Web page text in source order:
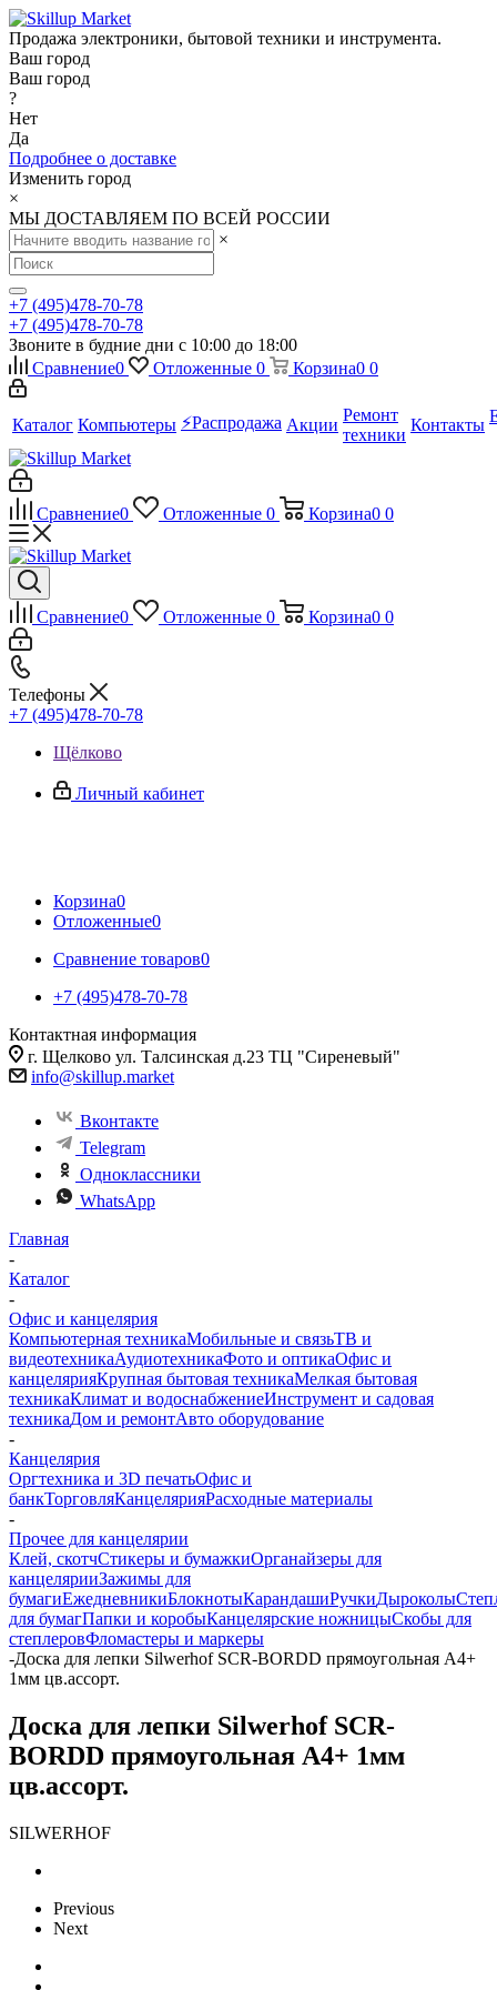
Продажа электроники, бытовой техники и инструмента.
Ваш город
Ваш город
?
Нет
Да
Подробнее о доставке
Изменить город
×
МЫ ДОСТАВЛЯЕМ ПО ВСЕЙ РОССИИ
×
+7 (495)478-70-78
+7 (495)478-70-78
Звоните в будние дни с 10:00 до 18:00
Сравнение0 Отложенные 0 Корзина0 0
Каталог Компьютеры ⚡️Распродажа Акции
Ремонт
техники
Контакты
Сравнение0 Отложенные 0 Корзина0 0
Сравнение0 Отложенные 0 Корзина0 0
Телефоны
+7 (495)478-70-78
Щёлково
Личный кабинет
Корзина0
Отложенные0
Сравнение товаров0
+7 (495)478-70-78
Контактная информация
г. Щелково ул. Талсинская д.23 ТЦ "Сиреневый"
info@skillup.market
Вконтакте
Telegram
Одноклассники
WhatsApp
Главная
-
Каталог
-
Офис и канцелярия
Компьютерная техникаМобильные и связьТВ и
видеотехникаАудиотехникаФото и оптикаОфис и
канцелярияКрупная бытовая техникаМелкая бытовая
техникаКлимат и водоснабжениеИнструмент и садовая
техникаДом и ремонтАвто оборудование
-
Канцелярия
Оргтехника и 3D печатьОфис и
банкТорговляКанцелярияРасходные материалы
-
Прочее для канцелярии
Клей, скотчСтикеры и бумажкиОрганайзеры для
канцелярииЗажимы для
бумагиЕжедневникиБлокнотыКарандашиРучкиДыроколы
для бумагПапки и коробыКанцелярские ножницыСкобы для
степлеровФломастеры и маркеры
-Доска для лепки Silwerhof SCR-BORDD прямоугольная A4+
1мм цв.ассорт.
Доска для лепки Silwerhof SCR-
BORDD прямоугольная A4+ 1мм
цв.ассорт.
SILWERHOF
Previous
Next